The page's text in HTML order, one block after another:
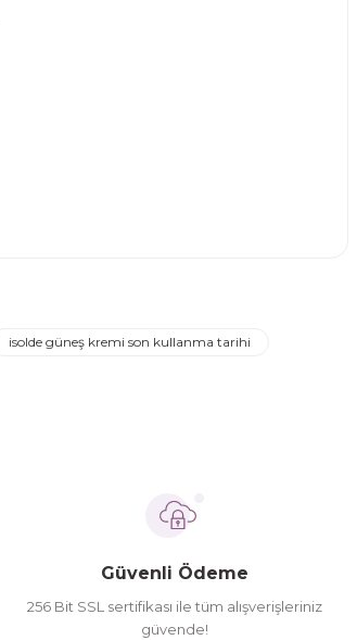
isolde güneş kremi son kullanma tarihi
Güvenli Ödeme
256 Bit SSL sertifikası ile tüm alışverişleriniz
güvende!